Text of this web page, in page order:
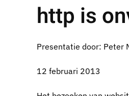
http is
Presentatie door: Peter
12 februari 2013